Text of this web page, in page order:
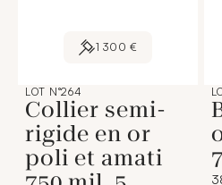
1 300 €
LOT N°264
Collier semi-
rigide en or
poli et amati